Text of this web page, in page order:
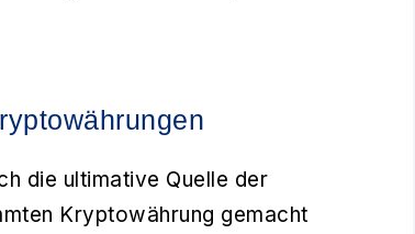
die ultimative Quelle der
Kryptowährung gemacht